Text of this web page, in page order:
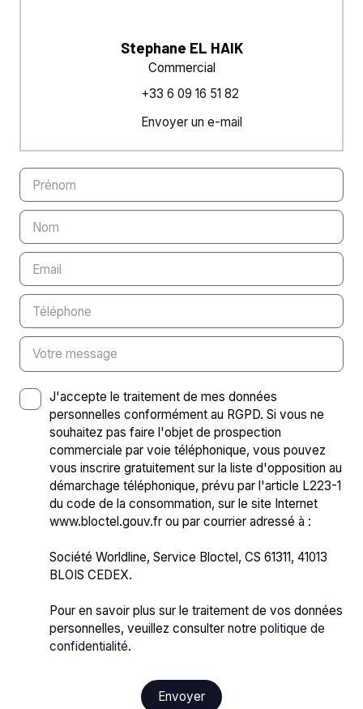
Stephane EL HAIK
Commercial
+33 6 09 16 51 82
Envoyer un e-mail
Prénom
Nom
Email
Téléphone
Votre message
J'accepte le traitement de mes données
personnelles conformément au RGPD. Si vous ne
souhaitez pas faire l'objet de prospection
commerciale par voie téléphonique, vous pouvez
vous inscrire gratuitement sur la liste d'opposition au
démarchage téléphonique, prévu par l'article L223-1
du code de la consommation, sur le site Internet
www.bloctel.gouv.fr ou par courrier adressé à :
Société Worldline, Service Bloctel, CS 61311, 41013
BLOIS CEDEX.
Pour en savoir plus sur le traitement de vos données
personnelles, veuillez consulter notre politique de
confidentialité.
Envoyer